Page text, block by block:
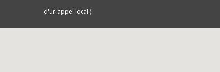
d'un appel local )